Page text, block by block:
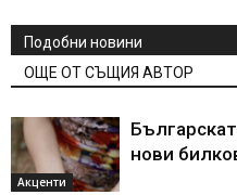
Подобни новини
ОЩЕ ОТ СЪЩИЯ АВТОР
Акценти
нови